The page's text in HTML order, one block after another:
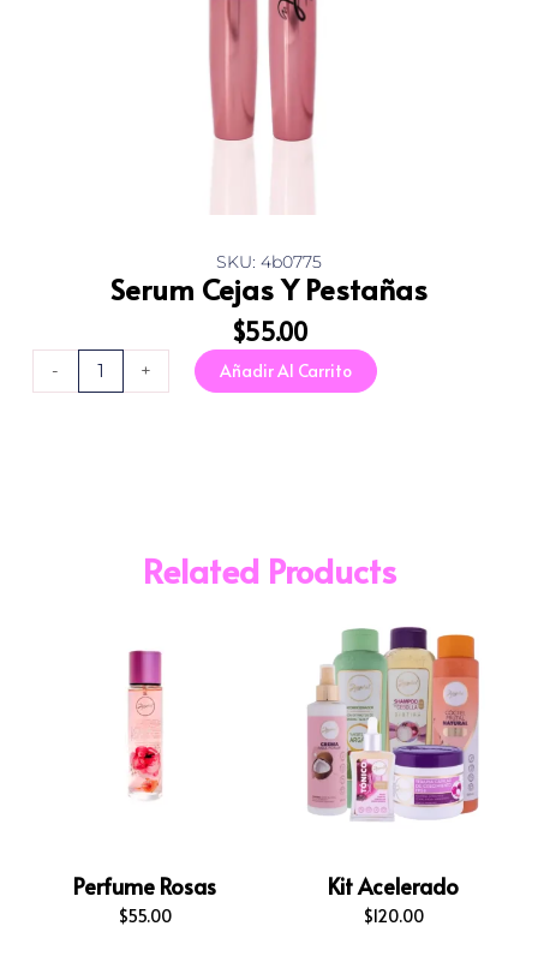
SKU: 4b0775
Serum Cejas Y Pestañas
$55.00
-
Cejas
+ Añadir Al Carrito
Related Products
Perfume Rosas
$55.00
Kit Acelerado
$120.00